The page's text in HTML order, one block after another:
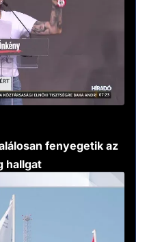
fenyegetik az
hallgat